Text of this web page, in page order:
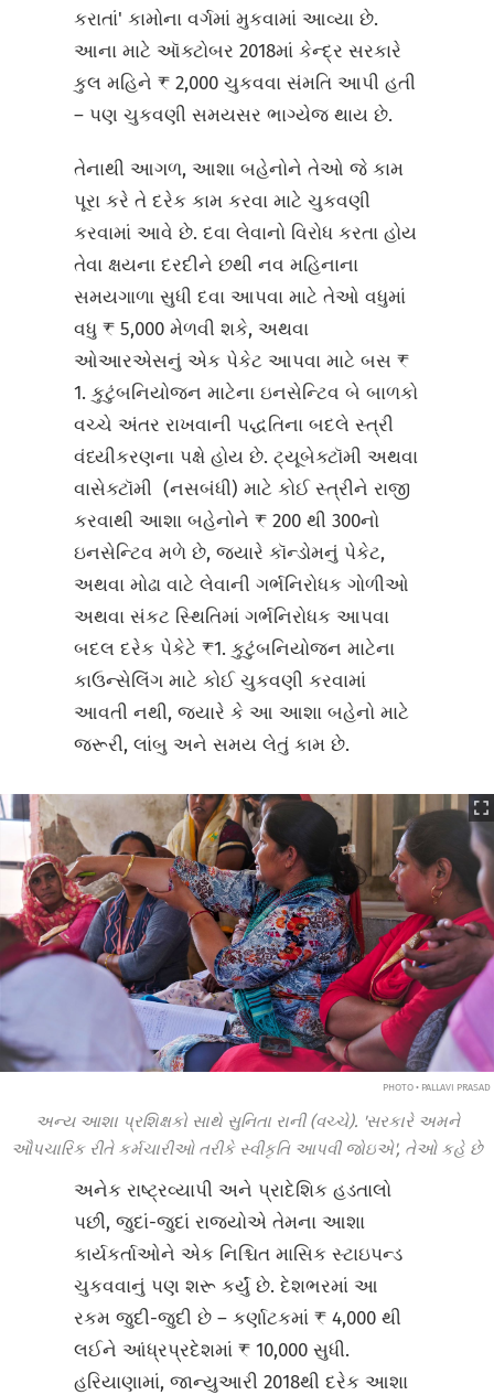
કરાતાં' કામોના વર્ગમાં મુકવામાં આવ્યા છે.
આના માટે ઑક્ટોબર 2018માં કેન્દ્ર સરકારે
કુલ મહિને ₹ 2,000 ચુકવવા સંમતિ આપી હતી
– પણ ચુકવણી સમયસર ભાગ્યેજ થાય છે.
તેનાથી આગળ, આશા બહેનોને તેઓ જે કામ
પૂરા કરે તે દરેક કામ કરવા માટે ચુકવણી
કરવામાં આવે છે. દવા લેવાનો વિરોધ કરતા હોય
તેવા ક્ષયના દરદીને છથી નવ મહિનાના
સમયગાળા સુધી દવા આપવા માટે તેઓ વધુમાં
વધુ ₹ 5,000 મેળવી શકે, અથવા
ઓઆરએસનું એક પેકેટ આપવા માટે બસ ₹
1. કુટુંબનિયોજન માટેના ઇનસેન્ટિવ બે બાળકો
વચ્ચે અંતર રાખવાની પદ્ધતિના બદલે સ્ત્રી
વંધ્યીકરણના પક્ષે હોય છે. ટ્યૂબેક્ટૉમી અથવા
વાસેક્ટૉમી (નસબંધી) માટે કોઈ સ્ત્રીને રાજી
કરવાથી આશા બહેનોને ₹ 200 થી 300નો
ઇનસેન્ટિવ મળે છે, જ્યારે કૉન્ડોમનું પેકેટ,
અથવા મોઢા વાટે લેવાની ગર્ભનિરોધક ગોળીઓ
અથવા સંકટ સ્થિતિમાં ગર્ભનિરોધક આપવા
બદલ દરેક પેકેટે ₹1. કુટુંબનિયોજન માટેના
કાઉન્સેલિંગ માટે કોઈ ચુકવણી કરવામાં
આવતી નથી, જ્યારે કે આ આશા બહેનો માટે
જરૂરી, લાંબુ અને સમય લેતું કામ છે.
PHOTO • PALLAVI PRASAD
અન્ય આશા પ્રશિક્ષકો સાથે સુનિતા રાની (વચ્ચે). 'સરકારે અમને
ઔપચારિક રીતે કર્મચારીઓ તરીકે સ્વીકૃતિ આપવી જોઇએ', તેઓ કહે છે
અનેક રાષ્ટ્રવ્યાપી અને પ્રાદેશિક હડતાલો
પછી, જુદાં-જુદાં રાજ્યોએ તેમના આશા
કાર્યકર્તાઓને એક નિશ્ચિત માસિક સ્ટાઇપન્ડ
ચુકવવાનું પણ શરૂ કર્યું છે. દેશભરમાં આ
રકમ જુદી-જુદી છે – કર્ણાટકમાં ₹ 4,000 થી
લઈને આંધ્રપ્રદેશમાં ₹ 10,000 સુધી.
હરિયાણામાં, જાન્યુઆરી 2018થી દરેક આશા